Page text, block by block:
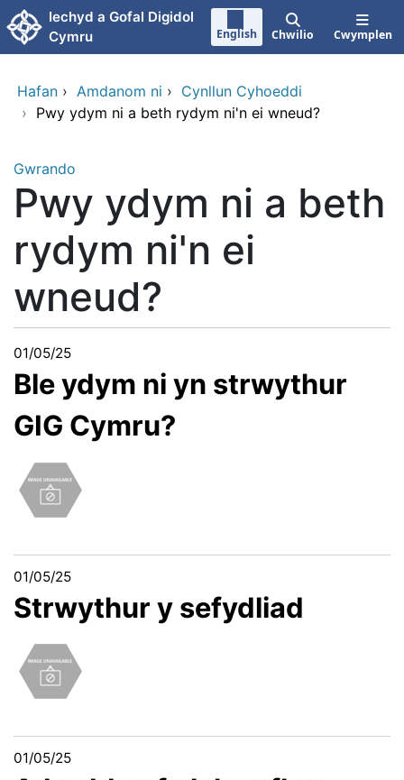
Neidio i'r prif gynnwy
Iechyd a Gofal Digidol
Cymru
English Chwilio Cwymplen
Hafan › Amdanom ni › Cynllun Cyhoeddi
› Pwy ydym ni a beth rydym ni'n ei wneud?
Gwrando
Pwy ydym ni a beth
rydym ni'n ei
wneud?
01/05/25
Ble ydym ni yn strwythur
GIG Cymru?
01/05/25
Strwythur y sefydliad
01/05/25